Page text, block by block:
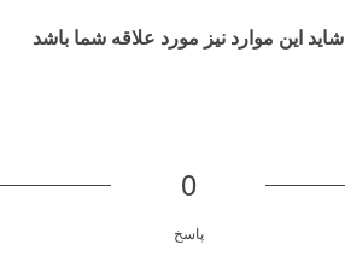
شاید این موارد نیز مورد علاقه شما باشد
0
پاسخ